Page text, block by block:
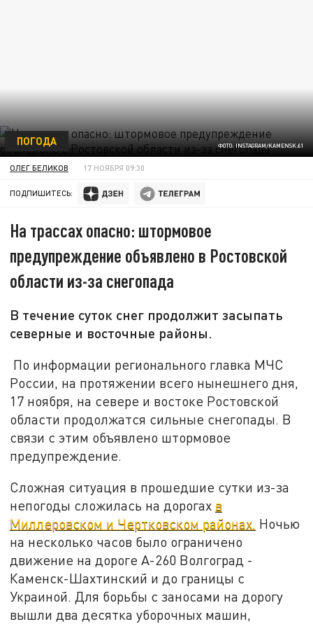
ФОТО: INSTAGRAM/KAMENSK.61
ПОГОДА
ОЛЕГ БЕЛИКОВ 17 НОЯБРЯ 09:30
ПОДПИШИТЕСЬ:
На трассах опасно: штормовое
предупреждение объявлено в Ростовской
области из-за снегопада
В течение суток снег продолжит засыпать
северные и восточные районы.
По информации регионального главка МЧС
России, на протяжении всего нынешнего дня,
17 ноября, на севере и востоке Ростовской
области продолжатся сильные снегопады. В
связи с этим объявлено штормовое
предупреждение.
Сложная ситуация в прошедшие сутки из-за
непогоды сложилась на дорогах в
Миллеровском и Чертковском районах. Ночью
на несколько часов было ограничено
движение на дороге А-260 Волгоград -
Каменск-Шахтинский и до границы с
Украиной. Для борьбы с заносами на дорогу
вышли два десятка уборочных машин,